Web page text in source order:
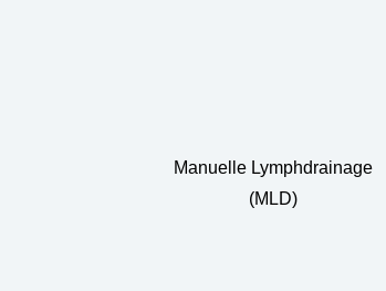
Manuelle Lymphdrainage
(MLD)